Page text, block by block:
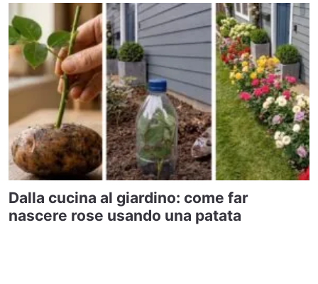
Dalla cucina al giardino: come far
nascere rose usando una patata